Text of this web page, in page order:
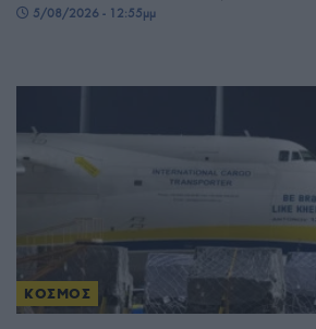
5/08/2026 - 12:55μμ
ΚΟΣΜΟΣ